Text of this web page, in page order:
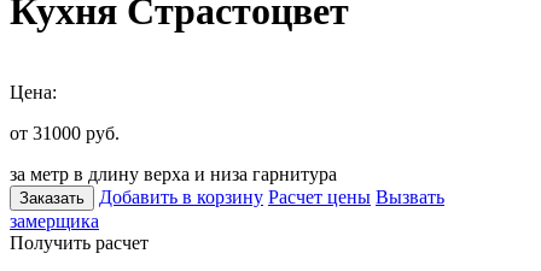
Кухня Страстоцвет
Цена:
от 31000 руб.
за метр в длину верха и низа гарнитура
Заказать Добавить в корзину Расчет цены Вызвать
замерщика
Получить расчет